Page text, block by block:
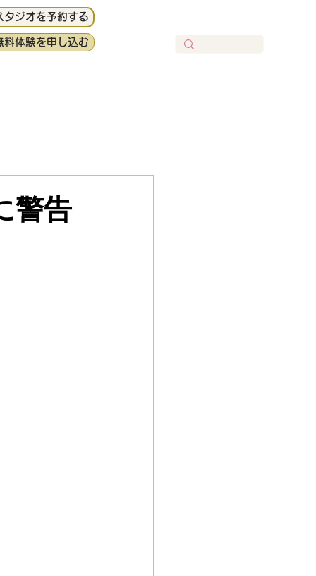
タジオを予約する
料体験を申し込む
警告